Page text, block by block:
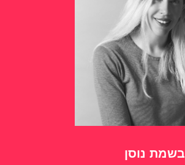
בשמת נוסן